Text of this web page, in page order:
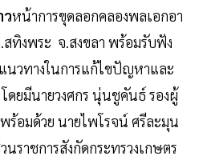
หน้าการขุดลอกคลองพลเอกอา
ทิงพระ จ.สงขลา พร้อมรับฟัง
นวทางในการแก้ไขปัญหาและ
ยมีนายวงศกร นุ่นชูคันธ์ รองผู้
ร้อมด้วย นายไพโรจน์ ศรีละมุน
ราชการสังกัดกระทรวงเกษตร